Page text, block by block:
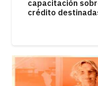
Los kioscos
las ventas como